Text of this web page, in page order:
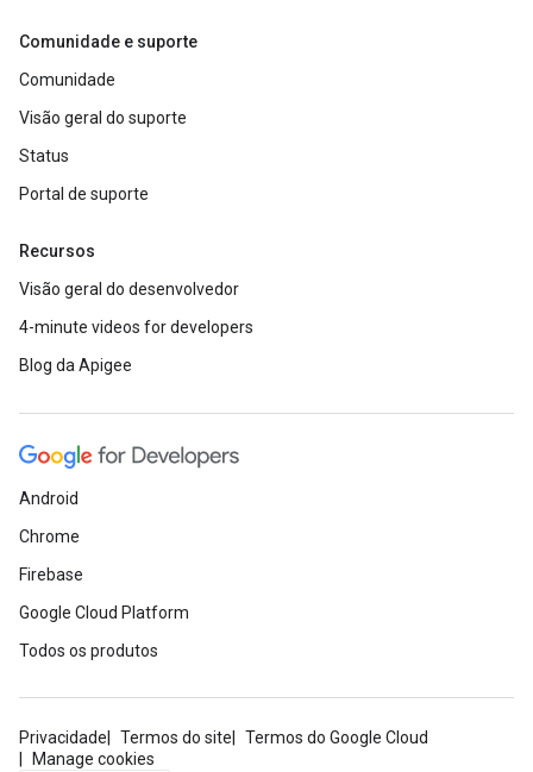
Comunidade e suporte
Comunidade
Visão geral do suporte
Status
Portal de suporte
Recursos
Visão geral do desenvolvedor
4-minute videos for developers
Blog da Apigee
Android
Chrome
Firebase
Google Cloud Platform
Todos os produtos
Privacidade Termos do site
Termos do Google Cloud
Manage cookies